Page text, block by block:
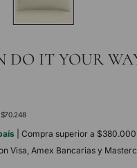
DO IT YOUR
$70.248
| Compra superior a $380.000
Visa, Amex Bancarias y